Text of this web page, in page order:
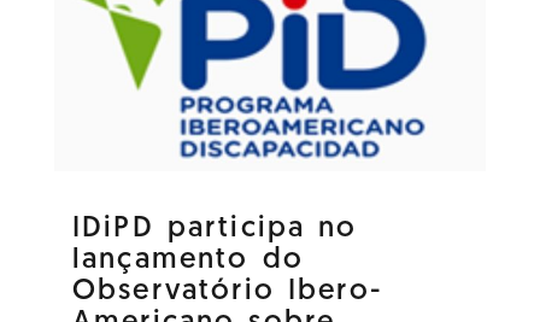
IDiPD participa no
lançamento do
Observatório Ibero-